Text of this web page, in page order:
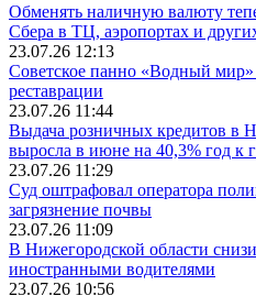
Обменять наличную валюту
Сбера в ТЦ, аэропортах и
23.07.26 12:13
Советское панно «Водный
реставрации
23.07.26 11:44
Выдача розничных кредитов в
выросла в июне на 40,3% год к
23.07.26 11:29
Суд оштрафовал оператора
загрязнение почвы
23.07.26 11:09
В Нижегородской области
иностранными водителями
23.07.26 10:56